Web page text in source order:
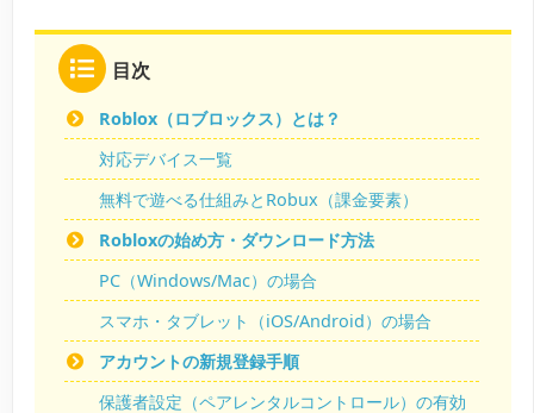
目次
Roblox（ロブロックス）とは？
対応デバイス一覧
無料で遊べる仕組みとRobux（課金要素）
Robloxの始め方・ダウンロード方法
PC（Windows/Mac）の場合
スマホ・タブレット（iOS/Android）の場合
アカウントの新規登録手順
保護者設定（ペアレンタルコントロール）の有効